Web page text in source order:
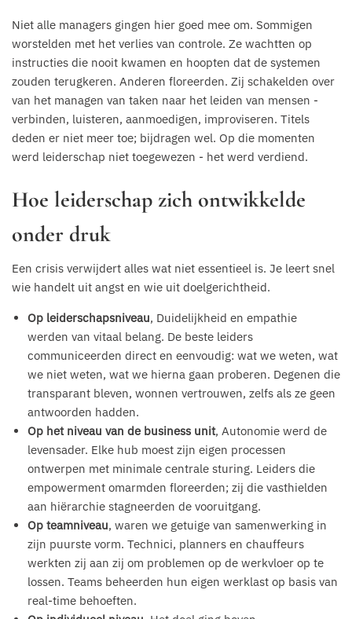
Niet alle managers gingen hier goed mee om. Sommigen
worstelden met het verlies van controle. Ze wachtten op
instructies die nooit kwamen en hoopten dat de systemen
zouden terugkeren. Anderen floreerden. Zij schakelden over
van het managen van taken naar het leiden van mensen -
verbinden, luisteren, aanmoedigen, improviseren. Titels
deden er niet meer toe; bijdragen wel. Op die momenten
werd leiderschap niet toegewezen - het werd verdiend.
Hoe leiderschap zich ontwikkelde
onder druk
Een crisis verwijdert alles wat niet essentieel is. Je leert snel
wie handelt uit angst en wie uit doelgerichtheid.
Op leiderschapsniveau, Duidelijkheid en empathie
werden van vitaal belang. De beste leiders
communiceerden direct en eenvoudig: wat we weten, wat
we niet weten, wat we hierna gaan proberen. Degenen die
transparant bleven, wonnen vertrouwen, zelfs als ze geen
antwoorden hadden.
Op het niveau van de business unit, Autonomie werd de
levensader. Elke hub moest zijn eigen processen
ontwerpen met minimale centrale sturing. Leiders die
empowerment omarmden floreerden; zij die vasthielden
aan hiërarchie stagneerden de vooruitgang.
Op teamniveau, waren we getuige van samenwerking in
zijn puurste vorm. Technici, planners en chauffeurs
werkten zij aan zij om problemen op de werkvloer op te
lossen. Teams beheerden hun eigen werklast op basis van
real-time behoeften.